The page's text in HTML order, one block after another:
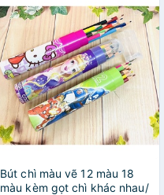
Bút chì màu vẽ 12 màu 18
màu kèm gọt chì khác nhau/